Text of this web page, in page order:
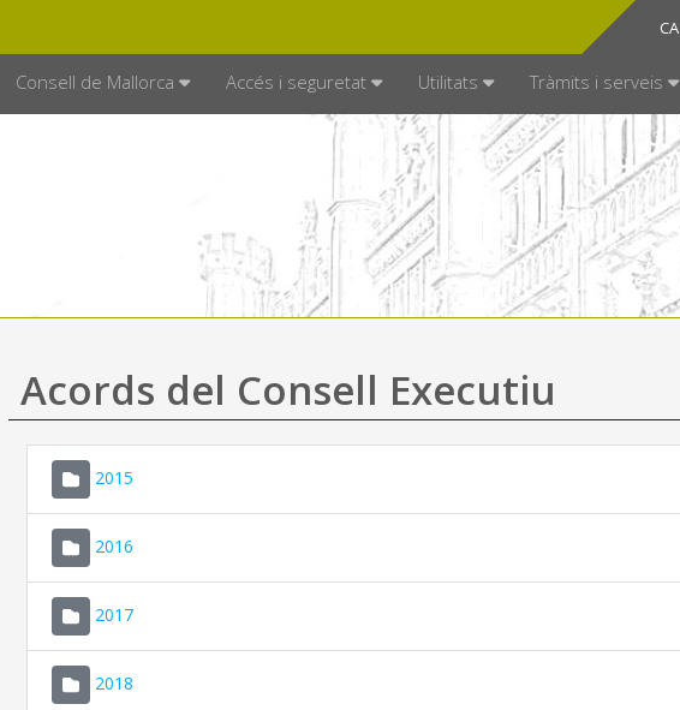
CA
ES
Consell de Mallorca Accés i seguretat Utilitats Tràmits i serveis
Acords del Consell Executiu
2015
2016
2017
2018